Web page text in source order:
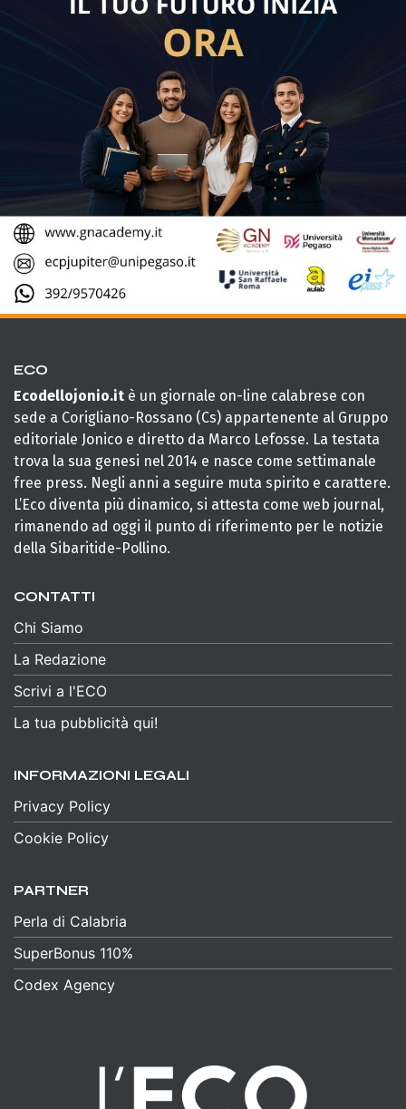
ECO
Ecodellojonio.it è un giornale on-line calabrese con
sede a Corigliano-Rossano (Cs) appartenente al Gruppo
editoriale Jonico e diretto da Marco Lefosse. La testata
trova la sua genesi nel 2014 e nasce come settimanale
free press. Negli anni a seguire muta spirito e carattere.
L’Eco diventa più dinamico, si attesta come web journal,
rimanendo ad oggi il punto di riferimento per le notizie
della Sibaritide-Pollino.
CONTATTI
Chi Siamo
La Redazione
Scrivi a l'ECO
La tua pubblicità qui!
INFORMAZIONI LEGALI
Privacy Policy
Cookie Policy
PARTNER
Perla di Calabria
SuperBonus 110%
Codex Agency